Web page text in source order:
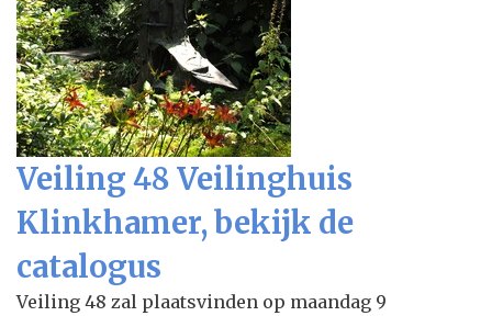
Veiling 48 Veilinghuis
Klinkhamer, bekijk de
catalogus
Veiling 48 zal plaatsvinden op maandag 9